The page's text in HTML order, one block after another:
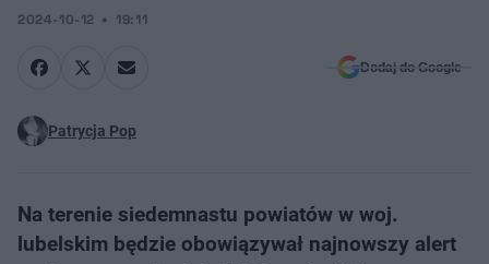
2024-10-12 19:11
Dodaj do Google
Patrycja Pop
Na terenie siedemnastu powiatów w woj.
lubelskim będzie obowiązywał najnowszy alert